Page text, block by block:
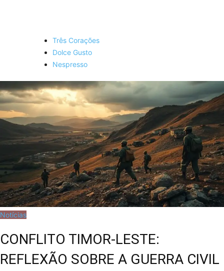
Três Corações
Dolce Gusto
Nespresso
Notícias
CONFLITO TIMOR-LESTE:
REFLEXÃO SOBRE A GUERRA CIVIL